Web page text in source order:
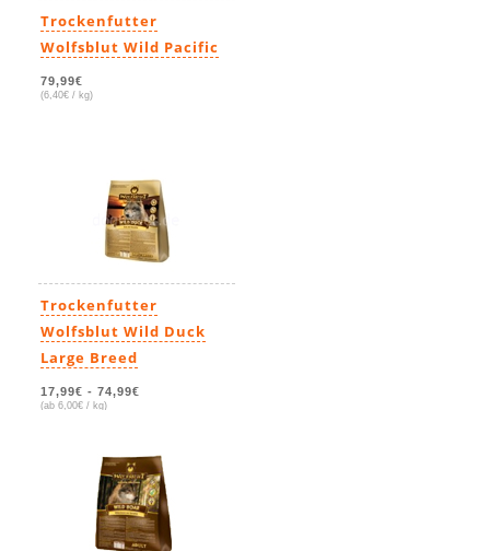
Trockenfutter
Wolfsblut Wild Pacific
79,99€
(6,40€ / kg)
Trockenfutter
Wolfsblut Wild Duck
Large Breed
17,99€ - 74,99€
(ab 6,00€ / kg)